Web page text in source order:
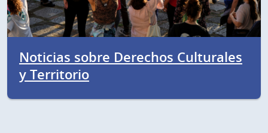
Noticias sobre Derechos Culturales
y Territorio